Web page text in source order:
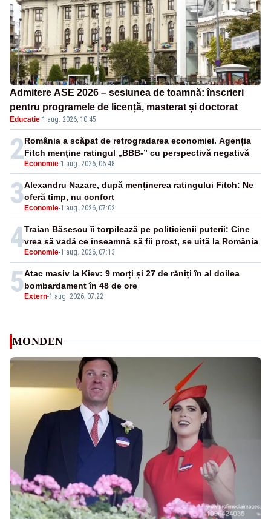
Admitere ASE 2026 – sesiunea de toamnă: înscrieri
pentru programele de licență, masterat și doctorat
Educatie·1 aug. 2026, 10:45
2Economie-1 aug. 2026, 06:48
România a scăpat de retrogradarea economiei. Agenția
Fitch menține ratingul „BBB-” cu perspectivă negativă
3Economie-1 aug. 2026, 07:02
Alexandru Nazare, după menținerea ratingului Fitch: Ne
oferă timp, nu confort
4Economie-1 aug. 2026, 07:13
Traian Băsescu îi torpilează pe politicienii puterii: Cine
vrea să vadă ce înseamnă să fii prost, se uită la România
5Extern-1 aug. 2026, 07:22
Atac masiv la Kiev: 9 morți și 27 de răniți în al doilea
bombardament în 48 de ore
MONDEN